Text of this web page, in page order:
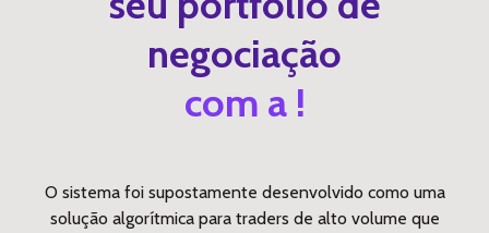
negociação
com a !
O sistema foi supostamente desenvolvido como uma
solução algorítmica para traders de alto volume que